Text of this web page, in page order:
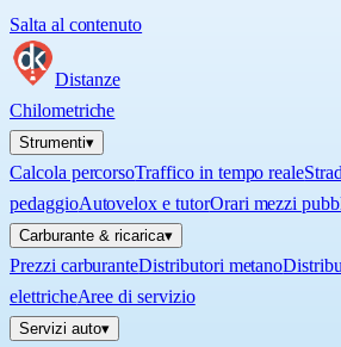
Salta al contenuto
Distanze
Chilometriche
Strumenti▾
Calcola percorsoTraffico in tempo reale
pedaggioAutovelox e tutorOrari mezzi
Carburante & ricarica▾
Prezzi carburanteDistributori metano
elettricheAree di servizio
Servizi auto▾